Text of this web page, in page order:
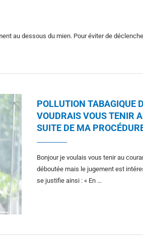
au dessous du mien. Pour éviter de
POLLUTION TABAGIQUE
VOUDRAIS VOUS TENIR
SUITE DE MA
Bonjour je voulais vous tenir au
déboutée mais le jugement est
se justifie ainsi : « En …